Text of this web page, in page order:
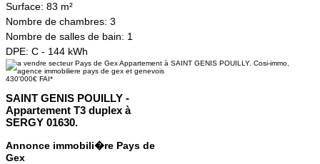
Surface: 83 m²
Nombre de chambres: 3
Nombre de salles de bain: 1
DPE: C - 144 kWh
430'000€ FAI*
SAINT GENIS POUILLY -
Appartement T3 duplex à
SERGY 01630.
Annonce immobili�re Pays de
Gex